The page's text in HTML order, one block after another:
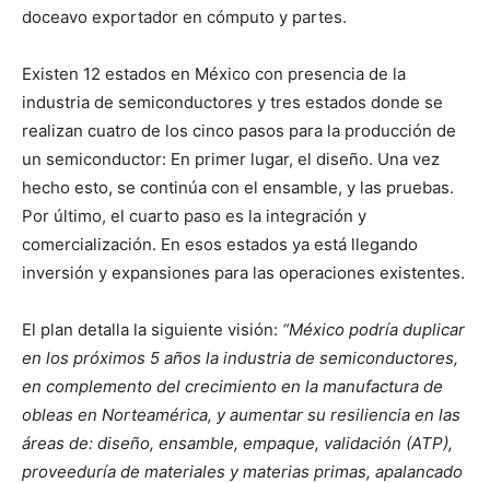
doceavo exportador en cómputo y partes.
Existen 12 estados en México con presencia de la
industria de semiconductores y tres estados donde se
realizan cuatro de los cinco pasos para la producción de
un semiconductor: En primer lugar, el diseño. Una vez
hecho esto, se continúa con el ensamble, y las pruebas.
Por último, el cuarto paso es la integración y
comercialización. En esos estados ya está llegando
inversión y expansiones para las operaciones existentes.
El plan detalla la siguiente visión: “México podría duplicar
en los próximos 5 años la industria de semiconductores,
en complemento del crecimiento en la manufactura de
obleas en Norteamérica, y aumentar su resiliencia en las
áreas de: diseño, ensamble, empaque, validación (ATP),
proveeduría de materiales y materias primas, apalancado